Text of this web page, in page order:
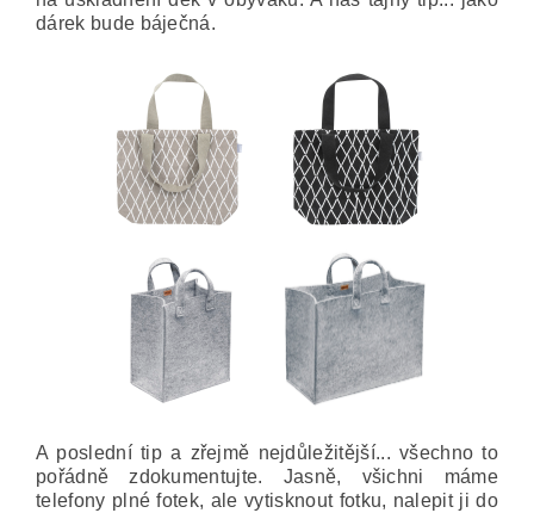
dárek bude báječná.
A poslední tip a zřejmě nejdůležitější... všechno to
pořádně zdokumentujte. Jasně, všichni máme
telefony plné fotek, ale vytisknout fotku, nalepit ji do